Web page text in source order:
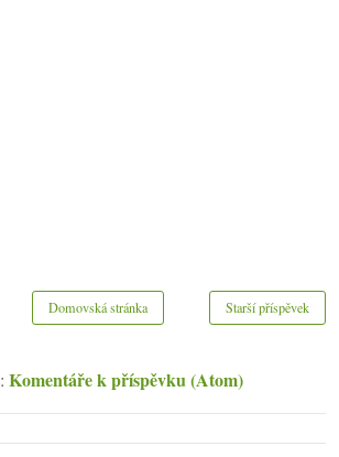
Starší příspěvek
Domovská stránka
Komentáře k příspěvku (Atom)